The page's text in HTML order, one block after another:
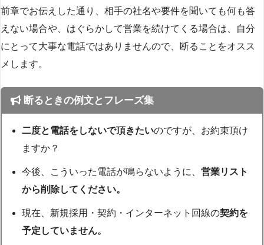
前章でお伝えした通り、相手の社名や要件を聞いても何も答
えない場合や、はぐらかして営業を続けてくる場合は、自分
にとって大事な電話ではありませんので、断ることをオスス
メします。
断るときの例文とフレーズ集
二度と電話をしないで頂きたいのですが、お約束頂け
ますか？
今後、こういった電話が鳴らないように、営業リスト
から削除してください。
現在、新規採用・契約・インターネット回線の契約を
予定していません。